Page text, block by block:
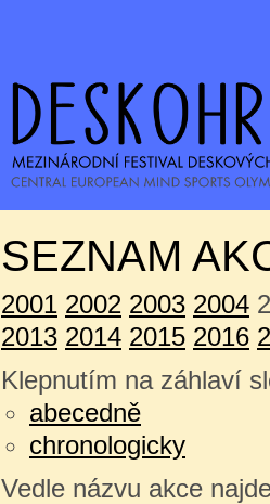
SEZNAM
2001 2002 2003 2004
2013 2014 2015 2016
Klepnutím na záhlaví
abecedně
chronologicky
Vedle názvu akce